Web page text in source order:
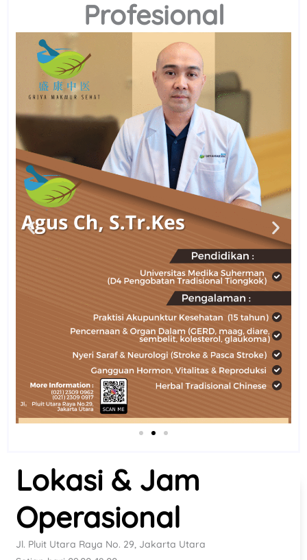
Profesional
Lokasi & Jam
Operasional
Jl. Pluit Utara Raya No. 29, Jakarta Utara